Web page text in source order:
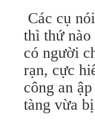
Các cụ
thì thứ
có người
rạn, cực
công an
tàng vừa